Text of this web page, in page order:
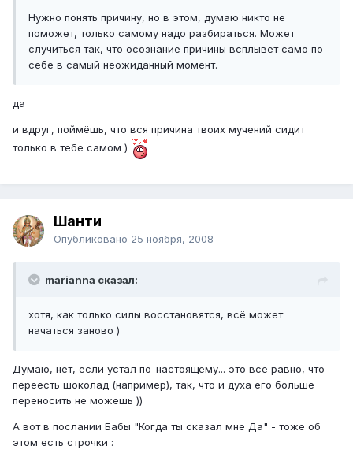
Нужно понять причину, но в этом, думаю никто не
поможет, только самому надо разбираться. Может
случиться так, что осознание причины всплывет само по
себе в самый неожиданный момент.
да
и вдруг, поймёшь, что вся причина твоих мучений сидит
только в тебе самом )
Шанти
Опубликовано 25 ноября, 2008
marianna сказал:
хотя, как только силы восстановятся, всё может
начаться заново )
Думаю, нет, если устал по-настоящему... это все равно, что
переесть шоколад (например), так, что и духа его больше
переносить не можешь ))
А вот в послании Бабы "Когда ты сказал мне Да" - тоже об
этом есть строчки :